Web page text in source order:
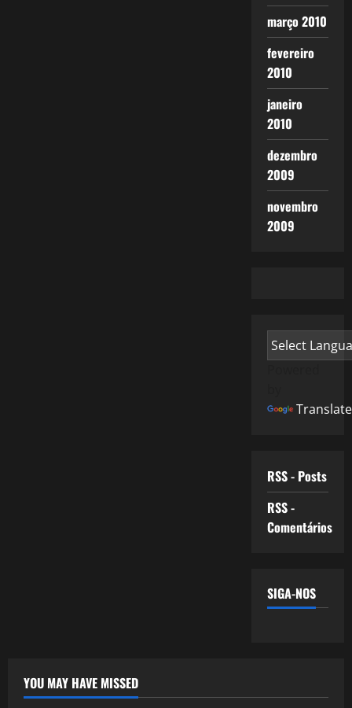
março 2010
fevereiro
2010
janeiro
2010
dezembro
2009
novembro
2009
Translate
RSS - Posts
RSS -
Comentários
SIGA-NOS
YOU MAY HAVE MISSED